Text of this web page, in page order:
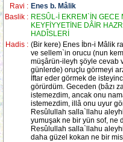
Ravi : Enes b. Mâlik
Baslik : RESÛL-İ EKREM`İN GECE
KEYFİYYETİNE DÂİR
HADÎSLERİ
Hadis : (Bir kere) Enes İbn-i Mâlik
ve sellem`in orucu (nun
müşârün-ileyh şöyle cevab
günlerde) oruçlu görmeyi
İftar eder görmek de
görürdüm. Geceden (bâzı
istemezdim, ancak onu
istemezdim, illâ onu uyur
Resûlullah salla`llahu
yumuşak ne bir yün sof, ne
Resûlullah salla`llahu
daha güzel kokan ne bir